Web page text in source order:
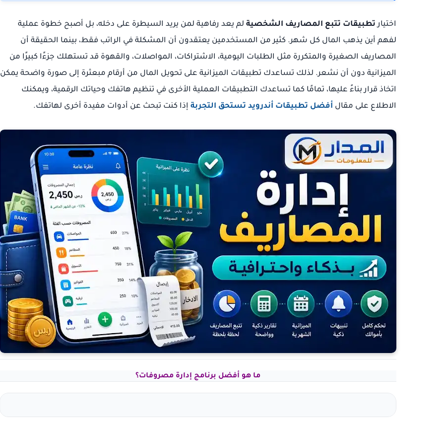
اختيارتطبيقات تتبع المصاريف الشخصية لم يعد رفاهية لمن يريد السيطرة على دخله، بل أصبح خطوة عملية
لفهم أين يذهب المال كل شهر. كثير من المستخدمين يعتقدون أن المشكلة في الراتب فقط، بينما الحقيقة أن
المصاريف الصغيرة والمتكررة مثل الطلبات اليومية، الاشتراكات، المواصلات، والقهوة قد تستهلك جزءًا كبيرًا من
الميزانية دون أن نشعر. لذلك تساعدك تطبيقات الميزانية على تحويل المال من أرقام مبعثرة إلى صورة واضحة يمكن
اتخاذ قرار بناءً عليها، تمامًا كما تساعدك التطبيقات العملية الأخرى في تنظيم هاتفك وحياتك الرقمية، ويمكنك
الاطلاع على مقال أفضل تطبيقات أندرويد تستحق التجربة إذا كنت تبحث عن أدوات مفيدة أخرى لهاتفك.
ما هو أفضل برنامج إدارة مصروفات؟